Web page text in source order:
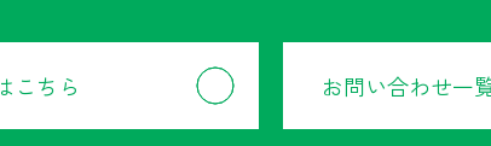
こちら お問い合わせ一